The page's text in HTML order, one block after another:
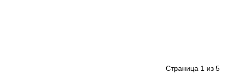
Страница 1 из 5